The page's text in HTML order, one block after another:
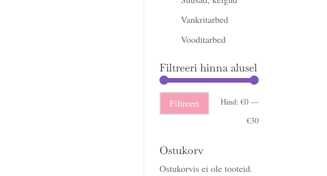
Vankritarbed
Vooditarbed
Filtreeri hinna alusel
Minimaalne
hind
Maksimaalne
hind
Filtreeri Hind: €0—
€30
Ostukorv
Ostukorvis ei ole tooteid.